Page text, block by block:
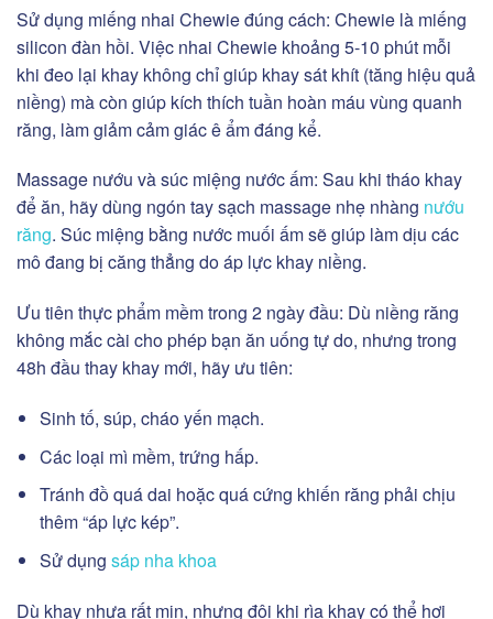
Sử dụng miếng nhai Chewie đúng cách: Chewie là miếng
silicon đàn hồi. Việc nhai Chewie khoảng 5-10 phút mỗi
khi đeo lại khay không chỉ giúp khay sát khít (tăng hiệu quả
niềng) mà còn giúp kích thích tuần hoàn máu vùng quanh
răng, làm giảm cảm giác ê ẩm đáng kể.
Massage nướu và súc miệng nước ấm: Sau khi tháo khay
để ăn, hãy dùng ngón tay sạch massage nhẹ nhàng nướu
răng. Súc miệng bằng nước muối ấm sẽ giúp làm dịu các
mô đang bị căng thẳng do áp lực khay niềng.
Ưu tiên thực phẩm mềm trong 2 ngày đầu: Dù niềng răng
không mắc cài cho phép bạn ăn uống tự do, nhưng trong
48h đầu thay khay mới, hãy ưu tiên:
Sinh tố, súp, cháo yến mạch.
Các loại mì mềm, trứng hấp.
Tránh đồ quá dai hoặc quá cứng khiến răng phải chịu
thêm “áp lực kép”.
Sử dụng sáp nha khoa
Dù khay nhựa rất mịn, nhưng đôi khi rìa khay có thể hơi